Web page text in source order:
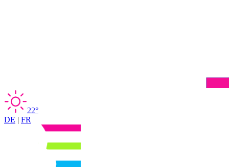
22°
DE | FR